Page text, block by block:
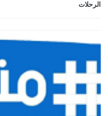
الرحلات